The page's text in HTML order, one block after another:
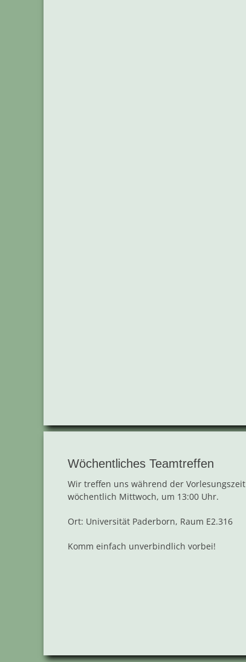
Wöchentliches Teamtreffen
Wir treffen uns während der Vorlesungszeit
wöchentlich Mittwoch, um 13:00 Uhr.
Ort: Universität Paderborn, Raum E2.316
Komm einfach unverbindlich vorbei!